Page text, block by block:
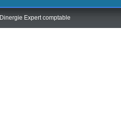
Dinergie Expert comptable